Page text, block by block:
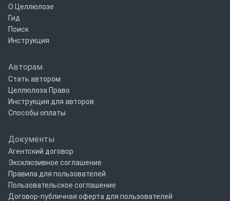
О Целлюлозе
Гид
Поиск
Инструкция
Авторам
Стать автором
Целлюлоза Право
Инструкция для авторов
Способы оплаты
Документы
Агентский договор
Эксклюзивное соглашение
Правила для пользователей
Пользовательское соглашение
Договор-публичная оферта для пользователей